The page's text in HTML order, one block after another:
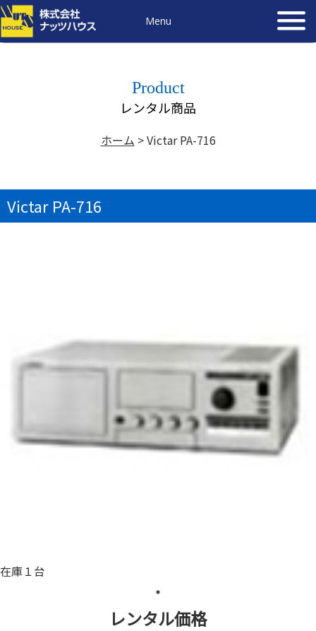
Menu
Product
レンタル商品
ホーム >Victar PA-716
Victar PA-716
在庫１台
レンタル価格